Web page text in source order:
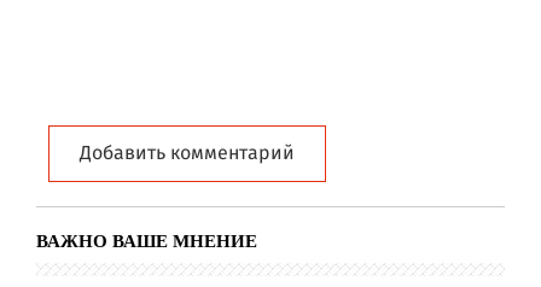
Добавить комментарий
ВАЖНО ВАШЕ МНЕНИЕ